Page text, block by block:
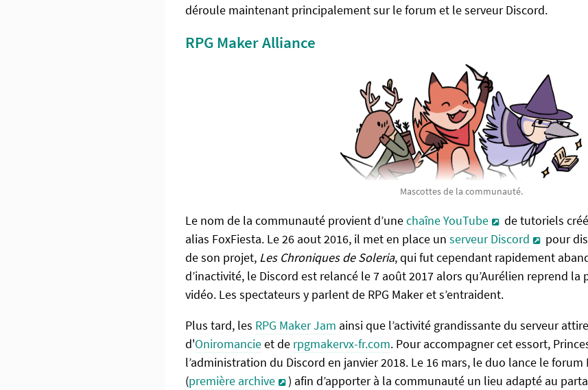
déroule maintenant principalement sur le forum et le serveur Discord.
RPG Maker Alliance
Mascottes de la communauté.
Le nom de la communauté provient d’unechaîne YouTube
de tutoriels
alias FoxFiesta. Le 26 aout 2016, il met en place un serveur Discord
pour
de son projet, Les Chroniques de Soleria, qui fut cependant rapidement
d’inactivité, le Discord est relancé le 7 août 2017 alors qu’Aurélien reprend
vidéo. Les spectateurs y parlent de RPG Maker et s’entraident.
Plus tard, les RPG Maker Jam ainsi que l’activité grandissante du serveur
d'Oniromancieet de rpgmakervx-fr.com. Pour accompagner cet essort,
l’administration du Discord en janvier 2018. Le 16 mars, le duo lance le forum
(première archive
) afin d’apporter à la communauté un lieu adapté au